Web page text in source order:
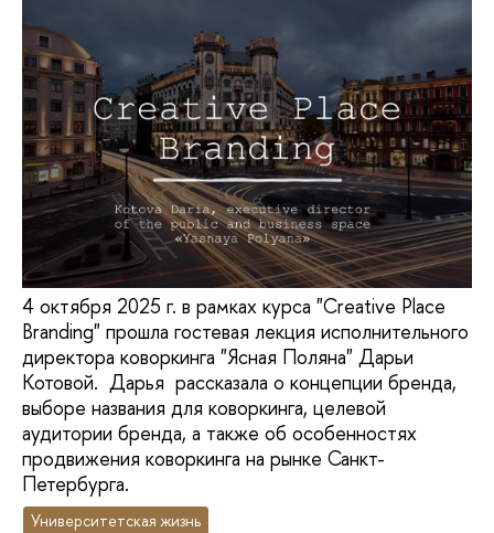
4 октября 2025 г. в рамках курса "Сreative Place
Branding" прошла гостевая лекция исполнительного
директора коворкинга "Ясная Поляна" Дарьи
Котовой. Дарья рассказала о концепции бренда,
выборе названия для коворкинга, целевой
аудитории бренда, а также об особенностях
продвижения коворкинга на рынке Санкт-
Петербурга.
Университетская жизнь